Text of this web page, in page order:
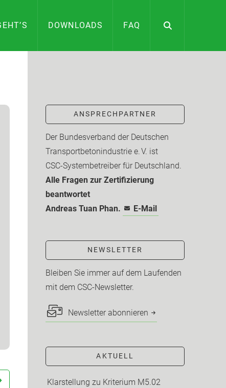
DOWNLOADS FAQ
ANSPRECHPARTNER
Der Bundesverband der Deutschen
Transport­beton­industrie e. V. ist
CSC-­Systembetreiber für Deutschland.
Alle Fragen zur Zertifizierung
beantwortet
Andreas Tuan Phan.
E-Mail
NEWSLETTER
Bleiben Sie immer auf dem Laufenden
mit dem CSC-Newsletter.
Newsletter abonnieren
AKTUELL
Klarstellung zu Kriterium M5.02